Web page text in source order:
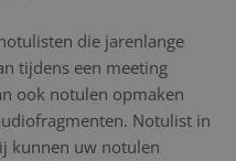
die jarenlange
tijdens een meeting
ook notulen opmaken
Notulist in
kunnen uw notulen